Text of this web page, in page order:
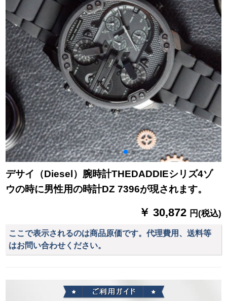
帯）
デサイ（Diesel）腕時計THEDADDIEシリズ4ゾ
ウの時に男性用の時計DZ 7396が現されます。
￥ 30,872 円(税込)
ここで表示されるのは商品原価です。代理費用、送料等
はお問い合わせください。